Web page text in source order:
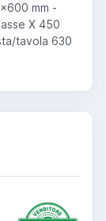
mm -
X 450
tavola 630